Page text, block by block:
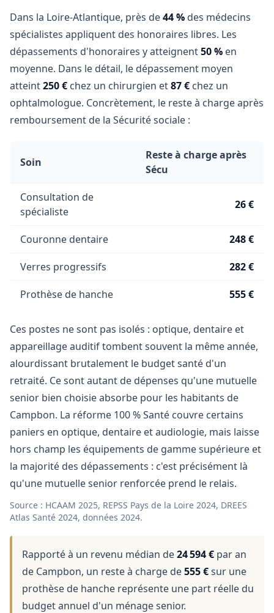
Dans la Loire-Atlantique, près de44 % des médecins
spécialistes appliquent des honoraires libres. Les
dépassements d'honoraires y atteignent50 % en
moyenne. Dans le détail, le dépassement moyen
atteint250 € chez un chirurgien et87 € chez un
ophtalmologue. Concrètement, le reste à charge après
remboursement de la Sécurité sociale :
Soin
Reste à charge après
Sécu
Consultation de
spécialiste
26 €
Couronne dentaire 248 €
Verres progressifs 282 €
Prothèse de hanche 555 €
Ces postes ne sont pas isolés : optique, dentaire et
appareillage auditif tombent souvent la même année,
alourdissant brutalement le budget santé d'un
retraité. Ce sont autant de dépenses qu'une mutuelle
senior bien choisie absorbe pour les habitants de
Campbon. La réforme 100 % Santé couvre certains
paniers en optique, dentaire et audiologie, mais laisse
hors champ les équipements de gamme supérieure et
la majorité des dépassements : c'est précisément là
qu'une mutuelle senior renforcée prend le relais.
Source : HCAAM 2025, REPSS Pays de la Loire 2024, DREES
Atlas Santé 2024, données 2024.
Rapporté à un revenu médian de24 594 € par an
de Campbon, un reste à charge de555 €sur une
prothèse de hanche représente une part réelle du
budget annuel d'un ménage senior.